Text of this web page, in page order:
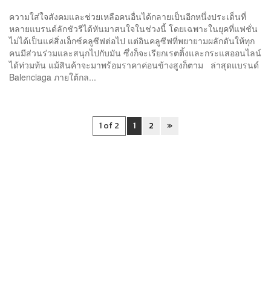
ความใส่ใจสังคมและช่วยเหลือคนอื่นได้กลายเป็นอีกหนึ่งประเด็นที่
หลายแบรนด์ลักชัวรีได้หันมาสนใจในช่วงนี้ โดยเฉพาะในยุคที่แฟชั่น
ไม่ได้เป็นแค่สิ่งเอ็กซ์คลูซีฟต่อไป แต่อินคลูซีฟที่พยายามผลักดันให้ทุก
คนมีส่วนร่วมและสนุกไปกับมัน ซึ่งก็จะเรียกเรตติ้งและกระแสออนไลน์
ได้ท่วมท้น แม้สินค้าจะมาพร้อมราคาค่อนข้างสูงก็ตาม ล่าสุดแบรนด์
Balenciaga ภายใต้กล...
1 of 2 1 2 »